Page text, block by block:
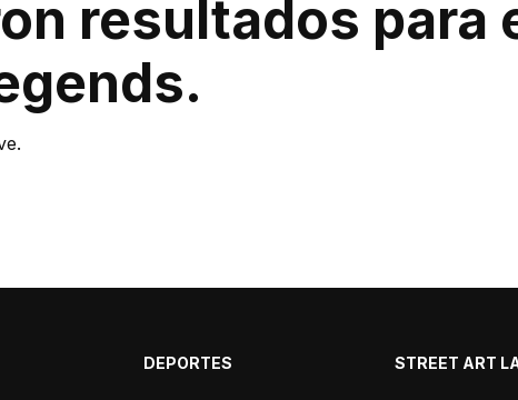
resultados para
.
DEPORTES STREET ART